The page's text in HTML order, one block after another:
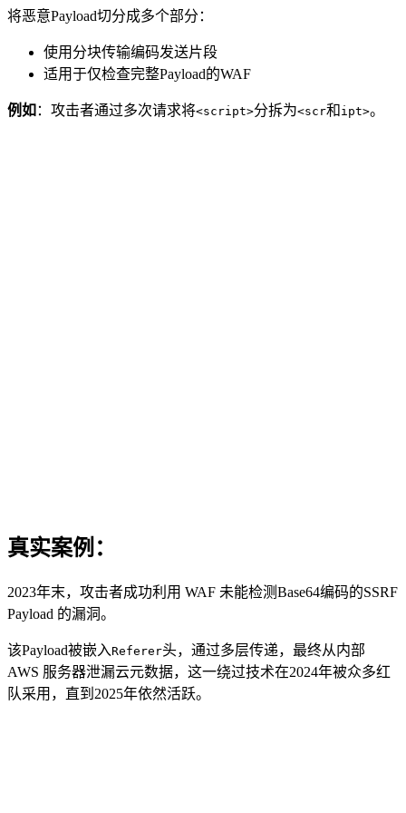
将恶意Payload切分成多个部分：
使用分块传输编码发送片段
适用于仅检查完整Payload的WAF
例如 ：攻击者通过多次请求将<script>分拆为<scr和 ipt>。
真实案例：
2023年末，攻击者成功利用 WAF 未能检测Base64编码的SSRF
Payload 的漏洞。
该Payload被嵌入Referer头，通过多层传递，最终从内部
AWS 服务器泄漏云元数据，这一绕过技术在2024年被众多红
队采用，直到2025年依然活跃。